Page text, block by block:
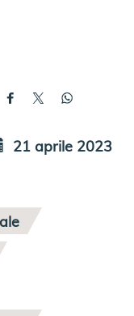
21 aprile 2023